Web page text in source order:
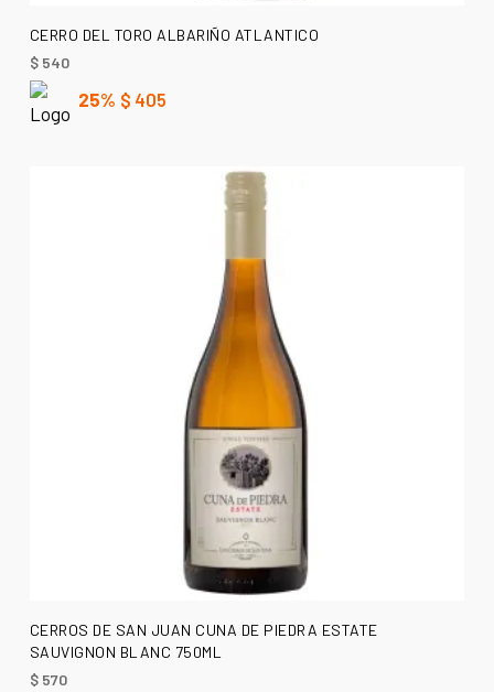
AÑADIR AL CARRITO
CERRO DEL TORO ALBARIÑO ATLANTICO
$540
25% $ 405
AÑADIR AL CARRITO
CERROS DE SAN JUAN CUNA DE PIEDRA ESTATE
SAUVIGNON BLANC 750ML
$570